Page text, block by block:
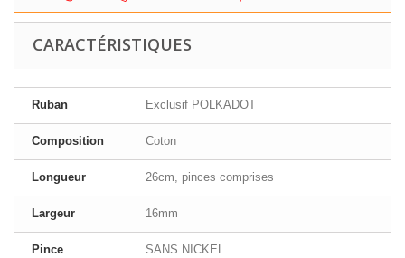
CARACTÉRISTIQUES
Ruban Exclusif POLKADOT
Composition Coton
Longueur 26cm, pinces comprises
Largeur 16mm
Pince SANS NICKEL